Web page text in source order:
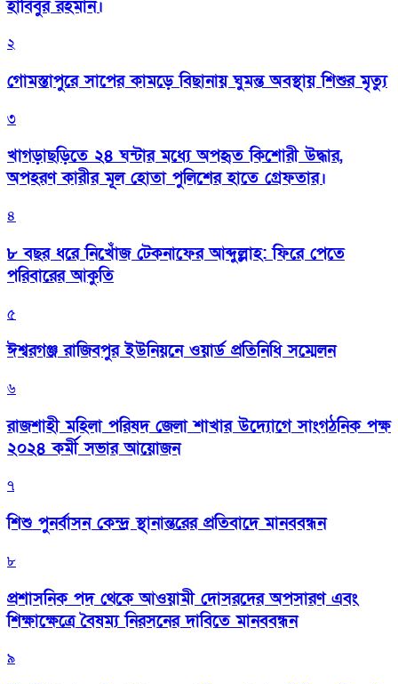
হাবিবুর রহমান।
২
গোমস্তাপুরে সাপের কামড়ে বিছানায় ঘুমন্ত অবস্থায় শিশুর মৃত্যু
৩
খাগড়াছড়িতে ২৪ ঘন্টার মধ্যে অপহৃত কিশোরী উদ্ধার,
অপহরণ কারীর মূল হোতা পুলিশের হাতে গ্রেফতার।
৪
৮ বছর ধরে নিখোঁজ টেকনাফের আব্দুল্লাহ: ফিরে পেতে
পরিবারের আকুতি
৫
ঈশ্বরগঞ্জ রাজিবপুর ইউনিয়নে ওয়ার্ড প্রতিনিধি সম্মেলন
৬
রাজশাহী মহিলা পরিষদ জেলা শাখার উদ্যোগে সাংগঠনিক পক্ষ
২০২৪ কর্মী সভার আয়োজন
৭
শিশু পুনর্বাসন কেন্দ্র স্থানান্তরের প্রতিবাদে মানববন্ধন
৮
প্রশাসনিক পদ থেকে আওয়ামী দোসরদের অপসারণ এবং
শিক্ষাক্ষেত্রে বৈষম্য নিরসনের দাবিতে মানববন্ধন
৯